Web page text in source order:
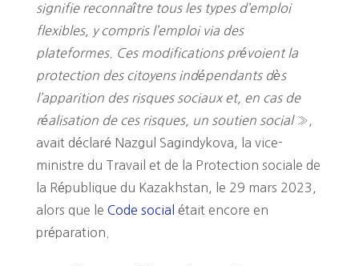
signifie reconnaître tous les types d’emploi
flexibles, y compris l’emploi via des
plateformes. Ces modifications prévoient la
protection des citoyens indépendants dès
l’apparition des risques sociaux et, en cas de
réalisation de ces risques, un soutien social»,
avait déclaré Nazgul Sagindykova, la vice-
ministre du Travail et de la Protection sociale de
la République du Kazakhstan, le 29 mars 2023,
alors que le Code social était encore en
préparation.